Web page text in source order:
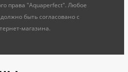
права "Aquaperfect". Любое
быть согласовано с
магазина.